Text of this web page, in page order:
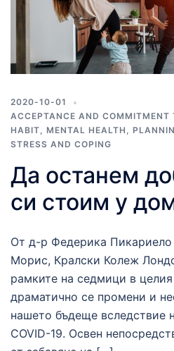
2020-10-01
ACCEPTANCE AND COMMITMENT
HABIT, MENTAL HEALTH ,
STRESS AND COPING
Да останем
си стоим у
От д-р Федерика
Морис, Кралски Колеж
рамките на седмици в
драматично се промени и
нашето бъдеще вследствие
COVID-19. Освен